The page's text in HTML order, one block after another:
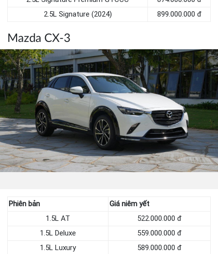
2.5L Signature (2024)
899.000.000 đ
Mazda CX-3
Phiên bản
Giá niêm yết
1.5L AT
522.000.000 đ
1.5L Deluxe
559.000.000 đ
1.5L Luxury
589.000.000 đ